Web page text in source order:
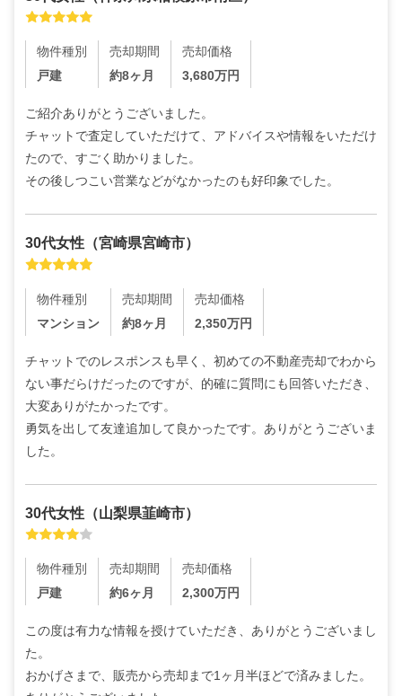
物件種別
戸建
売却期間
約8ヶ月
売却価格
3,680万円
ご紹介ありがとうございました。
チャットで査定していただけて、アドバイスや情報をいただけ
たので、すごく助かりました。
その後しつこい営業などがなかったのも好印象でした。
30代女性 （宮崎県宮崎市）
物件種別
マンション
売却期間
約8ヶ月
売却価格
2,350万円
チャットでのレスポンスも早く、初めての不動産売却でわから
ない事だらけだったのですが、的確に質問にも回答いただき、
大変ありがたかったです。
勇気を出して友達追加して良かったです。ありがとうございま
した。
30代女性 （山梨県韮崎市）
物件種別
戸建
売却期間
約6ヶ月
売却価格
2,300万円
この度は有力な情報を授けていただき、ありがとうございまし
た。
おかげさまで、販売から売却まで1ヶ月半ほどで済みました。